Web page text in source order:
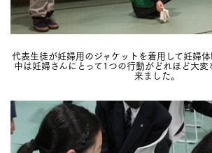
代表生徒が妊婦用のジャケットを着用して妊婦
中は妊婦さんにとって1つの行動がどれほど大
来ました。